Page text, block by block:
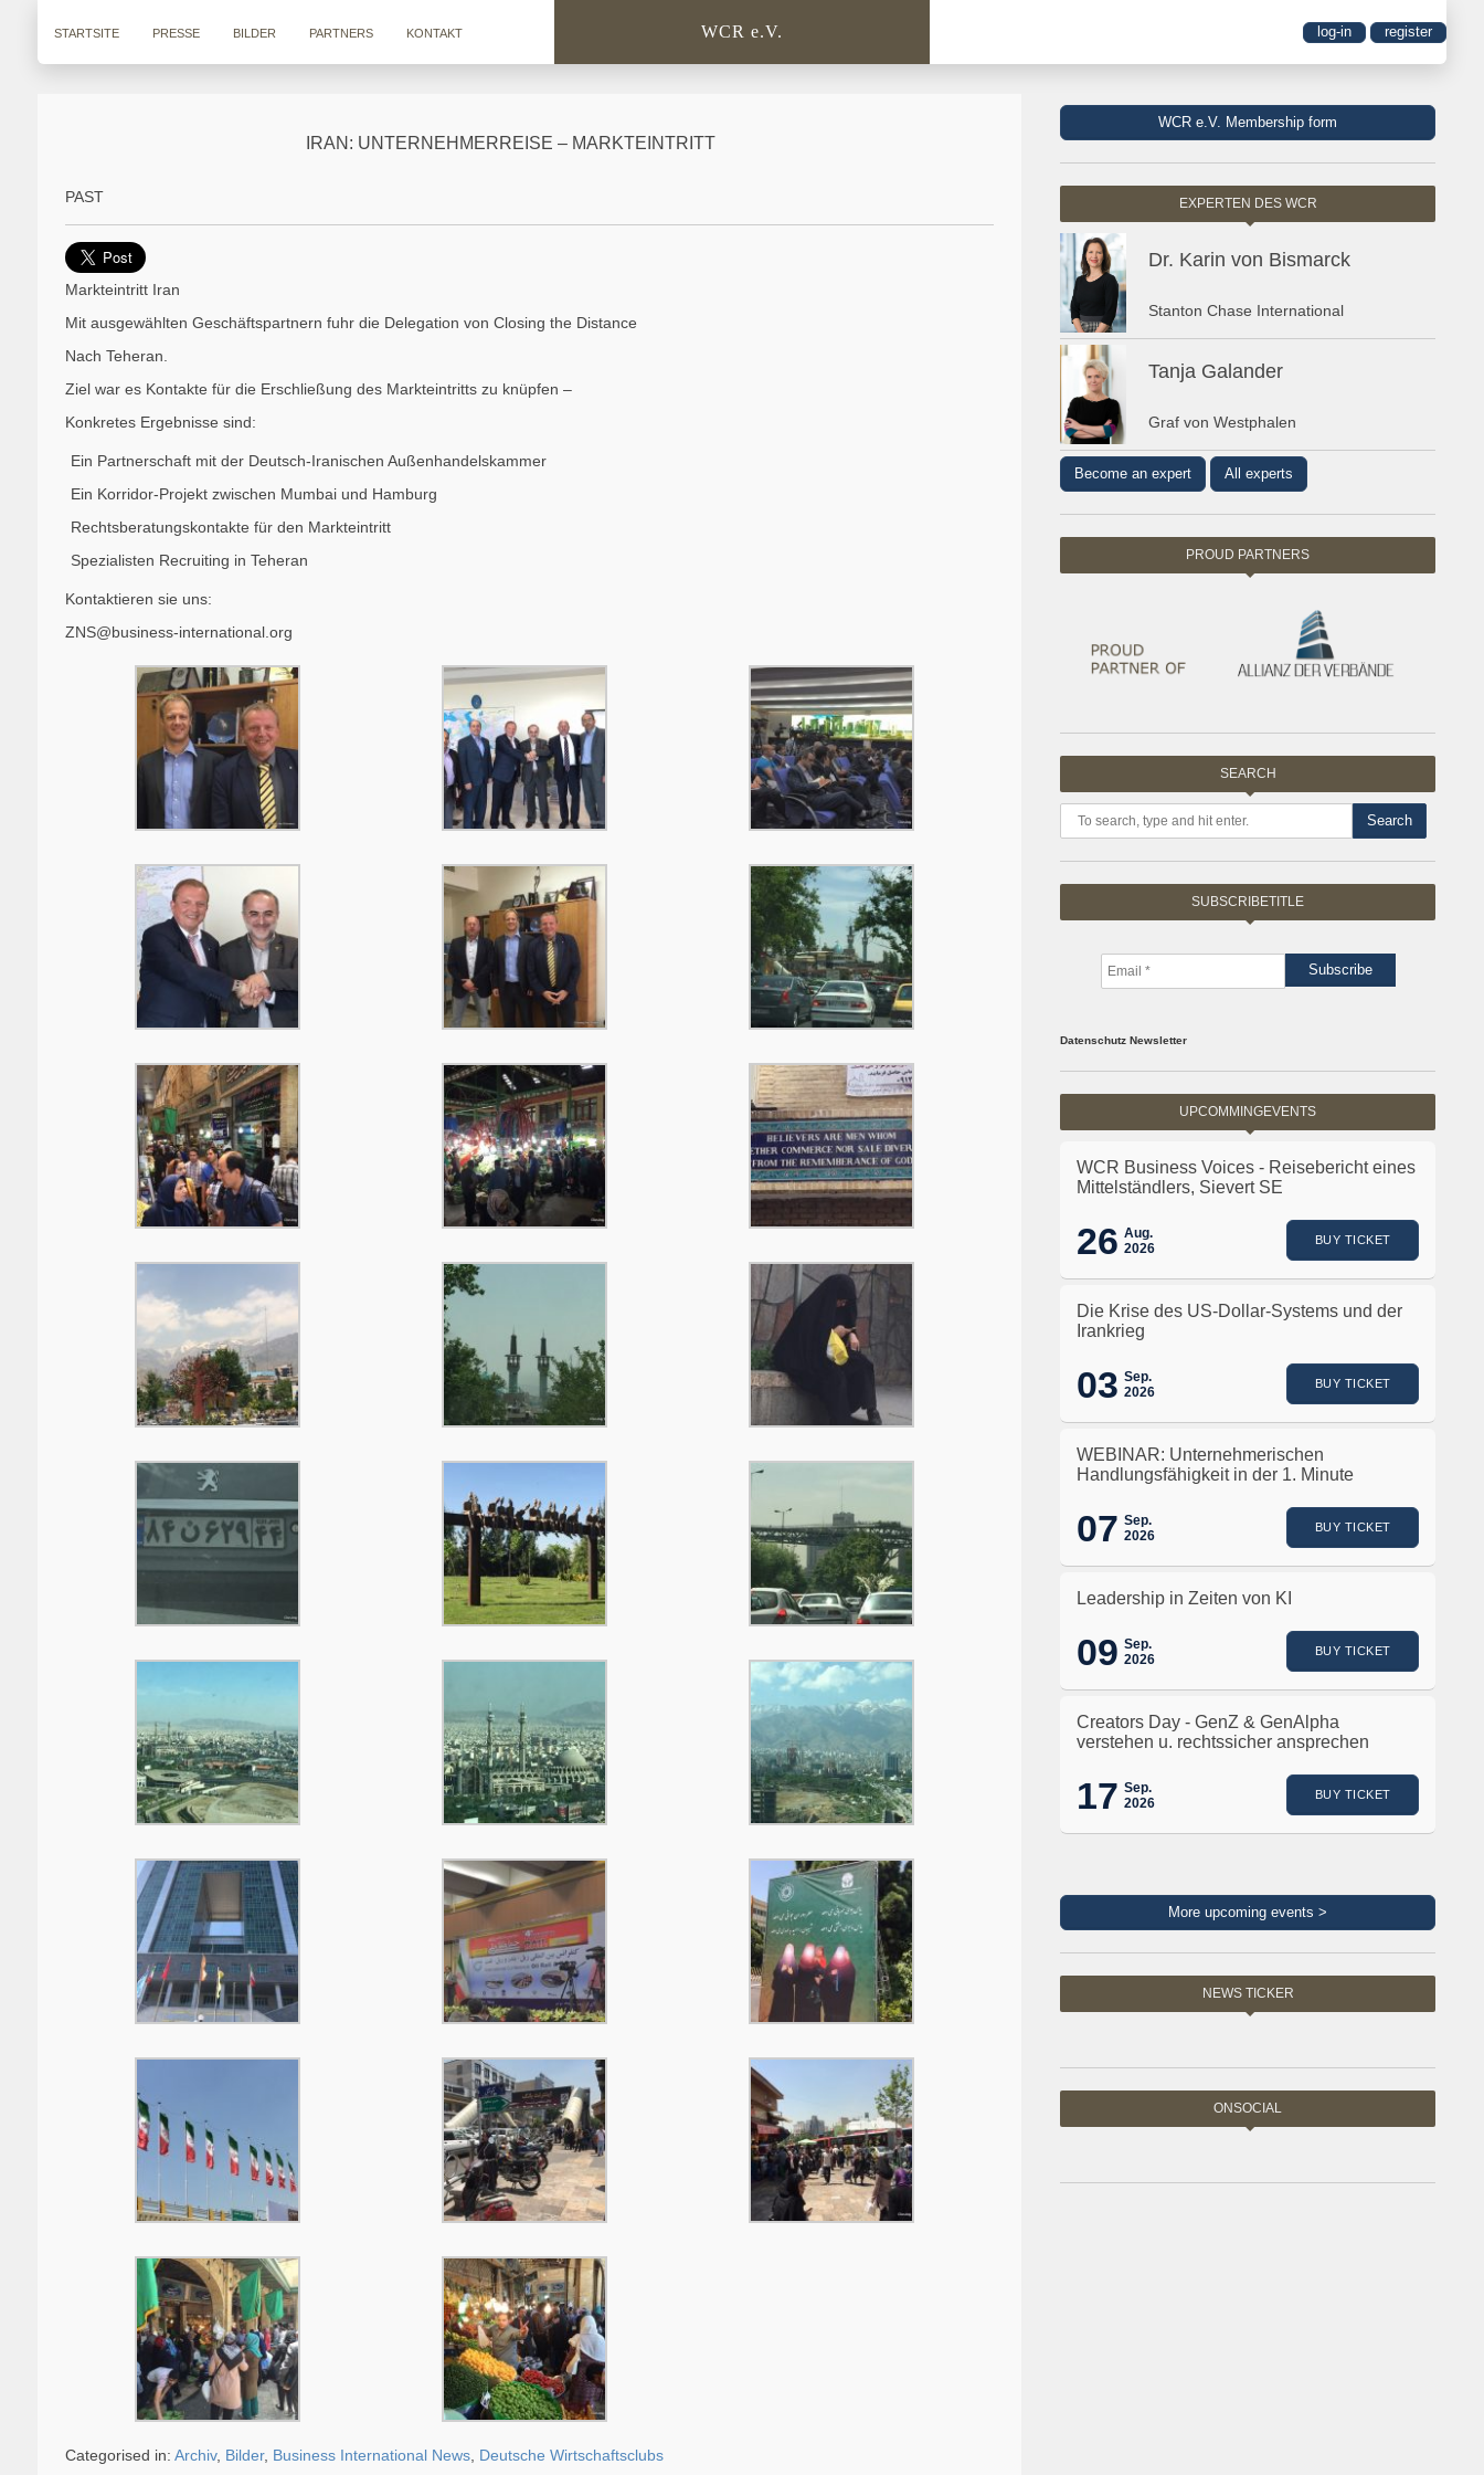
STARTSITE PRESSE BILDER PARTNERS KONTAKT WCR e.V. log-in register
IRAN: UNTERNEHMERREISE – MARKTEINTRITT
PAST
Markteintritt Iran
Mit ausgewählten Geschäftspartnern fuhr die Delegation von Closing the Distance
Nach Teheran.
Ziel war es Kontakte für die Erschließung des Markteintritts zu knüpfen –
Konkretes Ergebnisse sind:
Ein Partnerschaft mit der Deutsch-Iranischen Außenhandelskammer
Ein Korridor-Projekt zwischen Mumbai und Hamburg
Rechtsberatungskontakte für den Markteintritt
Spezialisten Recruiting in Teheran
Kontaktieren sie uns:
ZNS@business-international.org
Categorised in: Archiv, Bilder, Business International News, Deutsche Wirtschaftsclubs
WCR e.V. Membership form
EXPERTEN DES WCR
Dr. Karin von Bismarck
Stanton Chase International
Tanja Galander
Graf von Westphalen
Become an expert All experts
PROUD PARTNERS
SEARCH
Search
SUBSCRIBETITLE
Datenschutz Newsletter
UPCOMMINGEVENTS
WCR Business Voices - Reisebericht eines
Mittelständlers, Sievert SE
26 Aug.
2026
BUY TICKET
Die Krise des US-Dollar-Systems und der
Irankrieg
03 Sep.
2026
BUY TICKET
WEBINAR: Unternehmerischen
Handlungsfähigkeit in der 1. Minute
07 Sep.
2026
BUY TICKET
Leadership in Zeiten von KI
09 Sep.
2026
BUY TICKET
Creators Day - GenZ & GenAlpha
verstehen u. rechtssicher ansprechen
17 Sep.
2026
BUY TICKET
More upcoming events >
NEWS TICKER
ONSOCIAL